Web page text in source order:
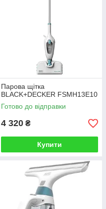
Парова щітка
BLACK+DECKER FSMH13E10
Готово до відправки
4 320 ₴
Купити